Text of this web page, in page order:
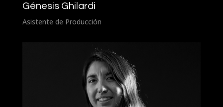
Génesis Ghilardi
Asistente de Producción